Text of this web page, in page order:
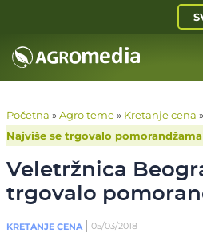
Početna »Agro teme» Kretanje cena »
Najviše se trgovalo pomorandžama
Veletržnica
trgovalo
KRETANJE CENA 05/03/2018